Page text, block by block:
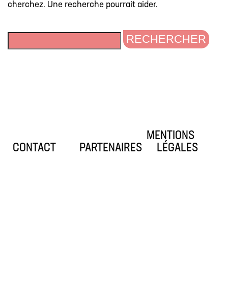
cherchez. Une recherche pourrait aider.
RECHERCHER
CONTACT PARTENAIRES
MENTIONS
LÉGALES